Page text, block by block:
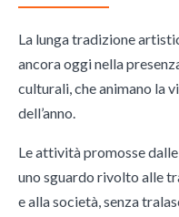
La lunga tradizione
ancora oggi nella
culturali, che animano la
dell’anno.
Le attività promosse
uno sguardo rivolto alle
e alla società, senza